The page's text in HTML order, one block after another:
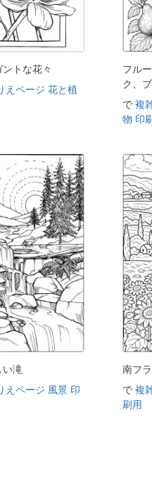
トな花々
えページ 花と植
フル
ク、
で複
物 印
い滝
えページ 風景 印
南フ
で複
刷用